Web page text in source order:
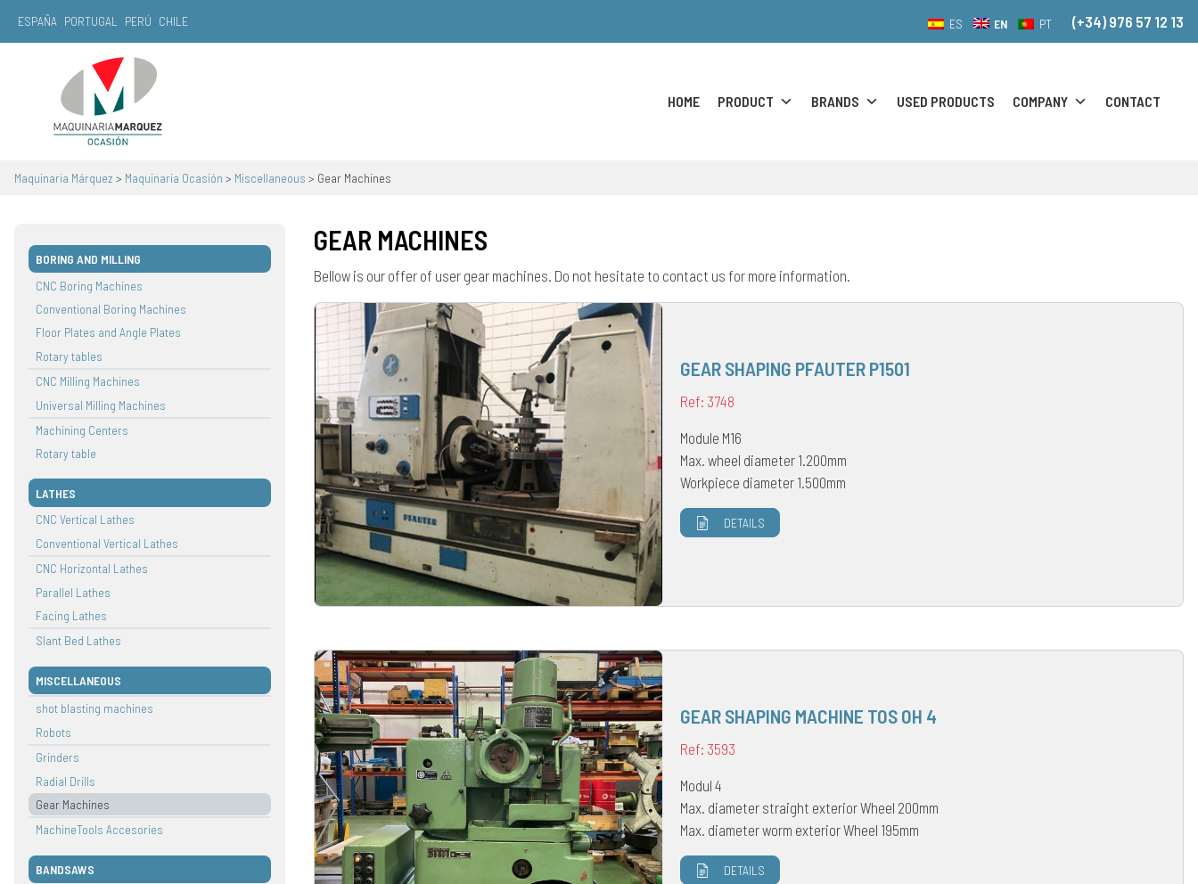
ESPAÑA PORTUGAL PERÚ CHILE ES EN PT (+34) 976 57 12 13
Main Navigation
HOME PRODUCT BRANDS USED PRODUCTS COMPANY CONTACT
Maquinaria Márquez > Maquinaria Ocasión > Miscellaneous > Gear Machines
BORING AND MILLING
CNC Boring Machines
Conventional Boring Machines
Floor Plates and Angle Plates
Rotary tables
CNC Milling Machines
Universal Milling Machines
Machining Centers
Rotary table
LATHES
CNC Vertical Lathes
Conventional Vertical Lathes
CNC Horizontal Lathes
Parallel Lathes
Facing Lathes
Slant Bed Lathes
MISCELLANEOUS
shot blasting machines
Robots
Grinders
Radial Drills
Gear Machines
MachineTools Accesories
BANDSAWS
GEAR MACHINES
Bellow is our offer of user gear machines. Do not hesitate to contact us for more information.
GEAR SHAPING PFAUTER P1501
Ref: 3748
Module M16
Max. wheel diameter 1.200mm
Workpiece diameter 1.500mm
DETAILS
GEAR SHAPING MACHINE TOS OH 4
Ref: 3593
Modul 4
Max. diameter straight exterior Wheel 200mm
Max. diameter worm exterior Wheel 195mm
DETAILS